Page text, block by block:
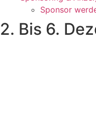
Sponsor
2. Bis 6.